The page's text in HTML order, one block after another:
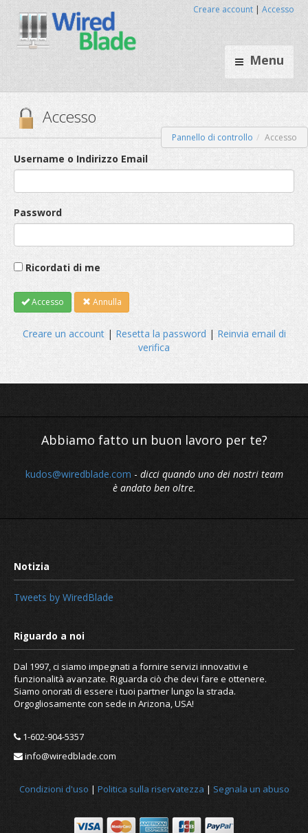
Menu
Creare account | Accesso
Accesso
Pannello di controllo Accesso
Username o Indirizzo Email
Password
Ricordati di me
Accesso Annulla
Creare un account| Resetta la password | Reinvia email di
verifica
Abbiamo fatto un buon lavoro per te?
kudos@wiredblade.com - dicci quando uno dei nostri team
è andato ben oltre.
Notizia
Tweets by WiredBlade
Dal 1997, ci siamo impegnati a fornire servizi innovativi e
funzionalità avanzate. Riguarda ciò che devi fare e ottenere.
Siamo onorati di essere i tuoi partner lungo la strada.
Orgogliosamente con sede in Arizona, USA!
1-602-904-5357
info@wiredblade.com
Condizioni d'uso | Politica sulla riservatezza | Segnala un abuso